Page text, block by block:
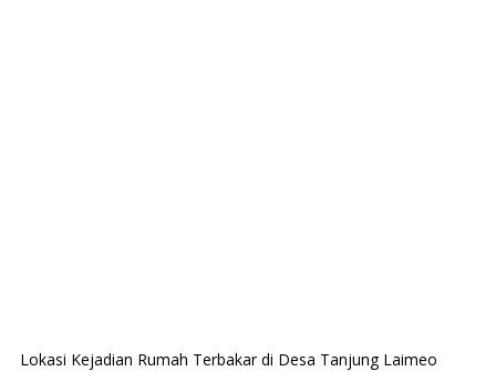
Lokasi Kejadian Rumah Terbakar di Desa Tanjung Laimeo